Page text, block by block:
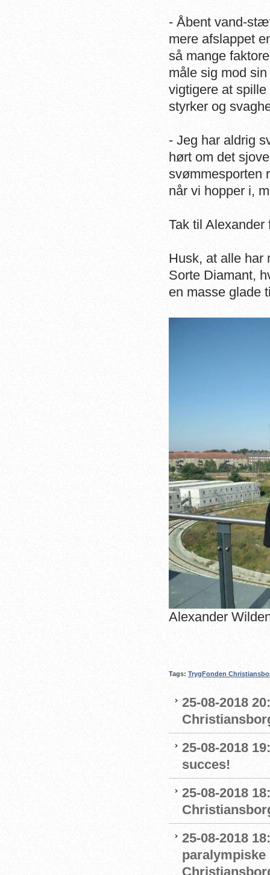
- Åbent vand-
mere afslappet
så mange
måle sig mod
vigtigere at
styrker og
- Jeg har aldrig
hørt om det
svømmesporten
når vi hopper i,
Tak til Alexander
Husk, at alle har
Sorte Diamant,
en masse glade
Alexander
Tags: TrygFonden
25-08-2018
25-08-2018
succes!
25-08-2018
25-08-2018
paralympiske